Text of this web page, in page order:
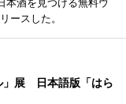
ースした。
」展 日本語版「はら